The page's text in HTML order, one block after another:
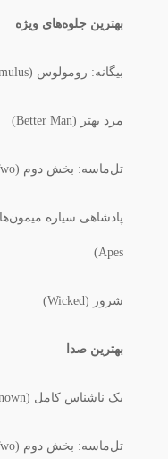
بهترین جلوه‌های ویژه
بیگانه: رومولوس (Alien: Romulus)
مرد بهتر (Better Man)
تل‌ماسه: بخش دوم (Dune: Part Two)
Apes)
شرور (Wicked)
بهترین صدا
یک ناشناس کامل (A Complete Unknown)
تل‌ماسه: بخش دوم (Dune: Part Two)